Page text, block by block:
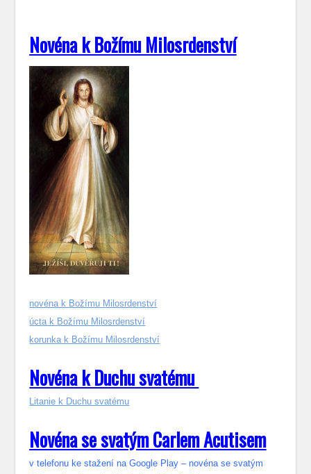
Novéna k Božímu Milosrdenství
novéna k Božímu Milosrdenství
úcta k Božímu Milosrdenství
korunka k Božímu Milosrdenství
Novéna k Duchu svatému
Litanie k Duchu svatému
Novéna se svatým Carlem Acutisem
v telefonu ke stažení na Google Play – novéna se svatým